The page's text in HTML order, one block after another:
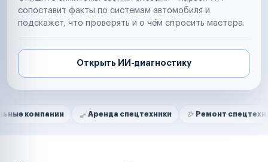
сопоставит факты по системам автомобиля и
подскажет, что проверять и о чём спросить мастера.
Открыть ИИ-диагностику
Нам доверяют
Аренда спецтехники Ремонт спецтехники
Маркетплейсы